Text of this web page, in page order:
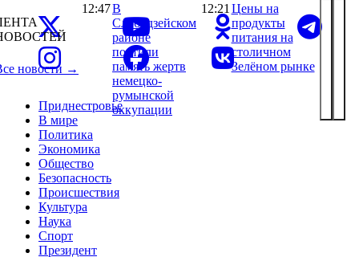
Приднестровье
В мире
Политика
Экономика
Общество
Безопасность
Происшествия
Культура
Наука
Спорт
Президент
новости →
12:47В
Слободзейском
районе
почтили
память жертв
немецко-
румынской
оккупации
12:21 Цены на
продукты
питания на
столичном
Зелёном рынке